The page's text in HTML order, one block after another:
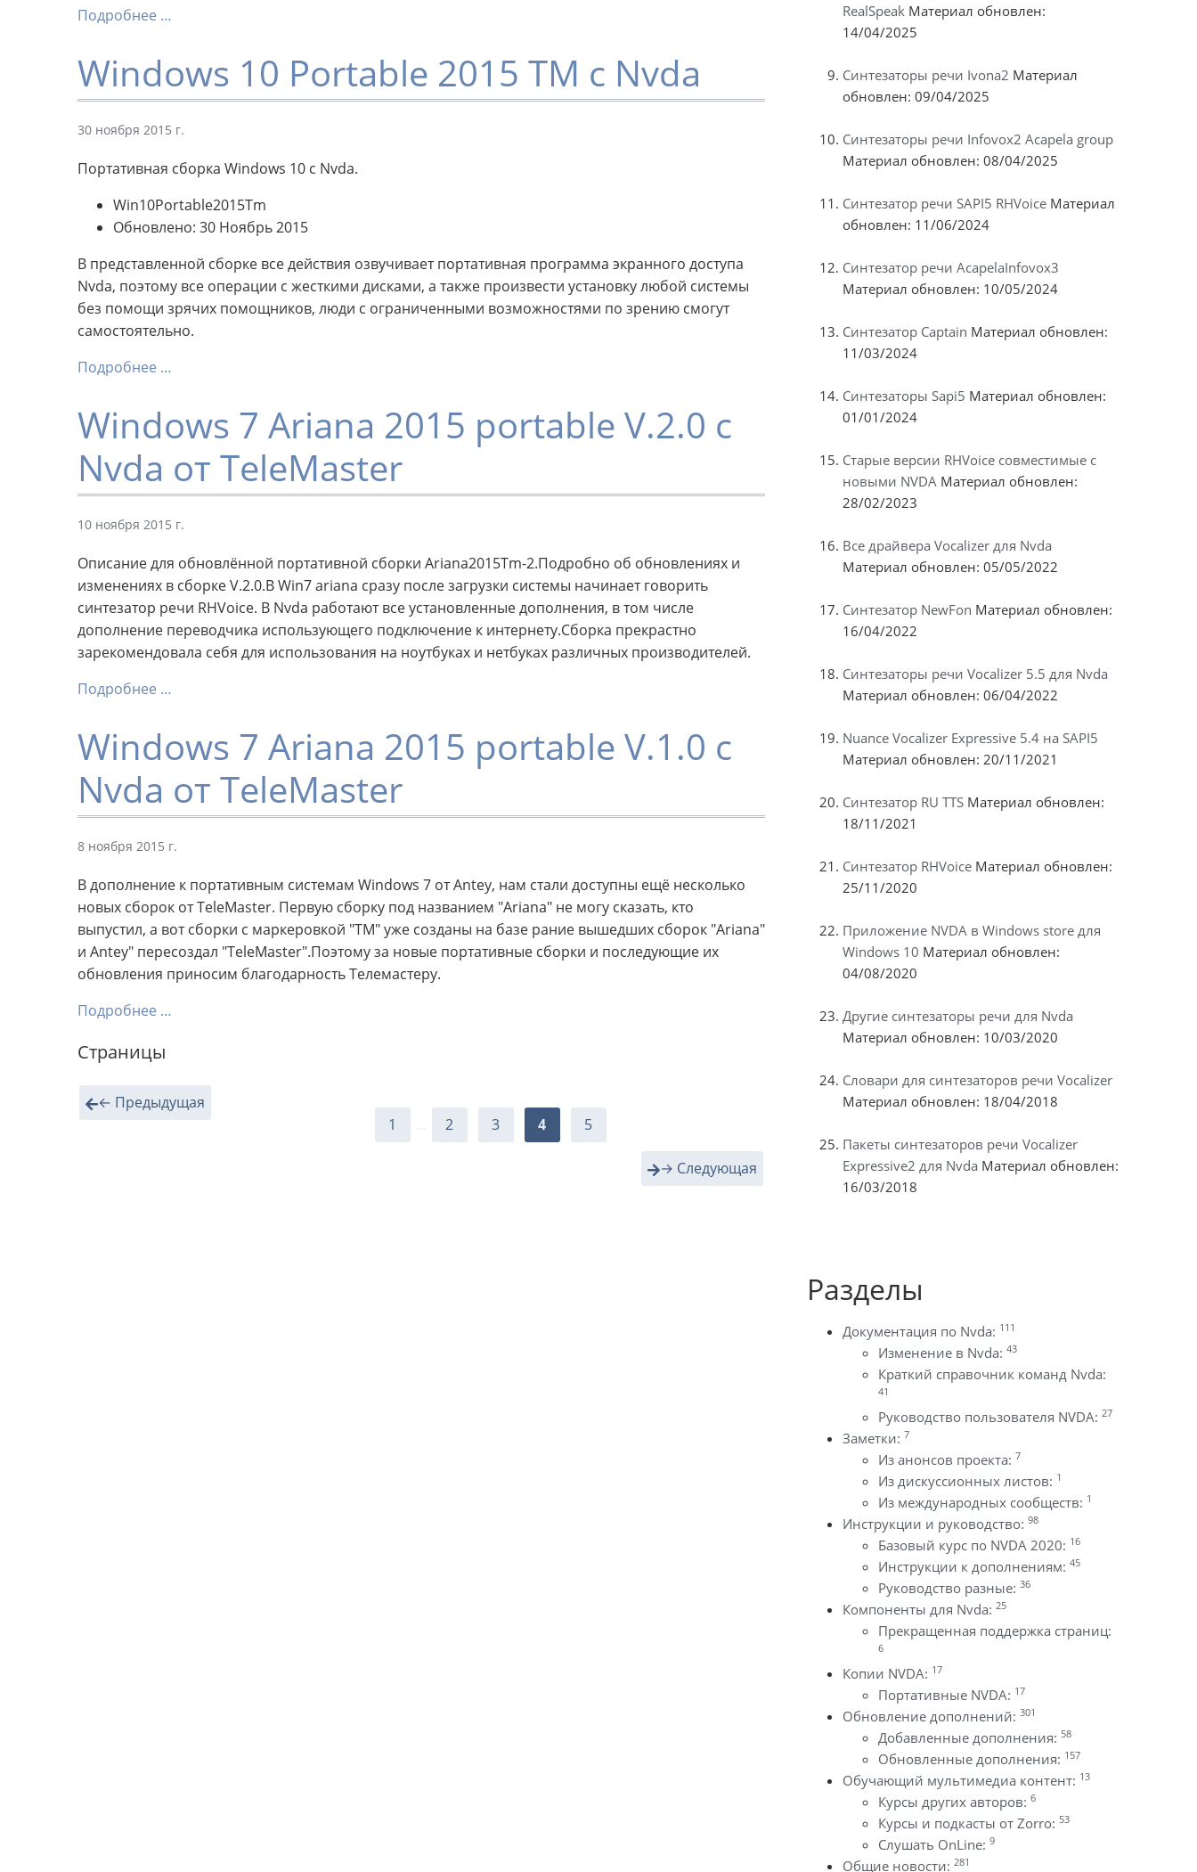
Подробнее …
Windows 10 Portable 2015 TM с Nvda
30 ноября 2015 г.
Портативная сборка Windows 10 с Nvda.
Win10Portable2015Tm
Обновлено: 30 Ноябрь 2015
В представленной сборке все действия озвучивает портативная программа экранного доступа
Nvda, поэтому все операции с жесткими дисками, а также произвести установку любой системы
без помощи зрячих помощников, люди с ограниченными возможностями по зрению смогут
самостоятельно.
Подробнее …
Windows 7 Ariana 2015 portable V.2.0 с
Nvda от TeleMaster
10 ноября 2015 г.
Описание для обновлённой портативной сборки Ariana2015Tm-2.Подробно об обновлениях и
изменениях в сборке V.2.0.В Win7 ariana сразу после загрузки системы начинает говорить
синтезатор речи RHVoice. В Nvda работают все установленные дополнения, в том числе
дополнение переводчика использующего подключение к интернету.Сборка прекрастно
зарекомендовала себя для использования на ноутбуках и нетбуках различных производителей.
Подробнее …
Windows 7 Ariana 2015 portable V.1.0 с
Nvda от TeleMaster
8 ноября 2015 г.
В дополнение к портативным системам Windows 7 от Antey, нам стали доступны ещё несколько
новых сборок от TeleMaster. Первую сборку под названием "Ariana" не могу сказать, кто
выпустил, а вот сборки с маркеровкой "TM" уже созданы на базе рание вышедших сборок "Ariana"
и Antey" пересоздал "TeleMaster".Поэтому за новые портативные сборки и последующие их
обновления приносим благодарность Телемастеру.
Подробнее …
Страницы
← Предыдущая
1
2 3 4 5
→ Следующая
RealSpeak Материал обновлен:
14/04/2025
Синтезаторы речи Ivona2 Материал
обновлен: 09/04/2025
Синтезаторы речи Infovox2 Acapela group
Материал обновлен: 08/04/2025
Синтезатор речи SAPI5 RHVoice Материал
обновлен: 11/06/2024
Синтезатор речи AcapelaInfovox3
Материал обновлен: 10/05/2024
Синтезатор Captain Материал обновлен:
11/03/2024
Синтезаторы Sapi5 Материал обновлен:
01/01/2024
Старые версии RHVoice совместимые с
новыми NVDA Материал обновлен:
28/02/2023
Все драйвера Vocalizer для Nvda
Материал обновлен: 05/05/2022
Синтезатор NewFon Материал обновлен:
16/04/2022
Синтезаторы речи Vocalizer 5.5 для Nvda
Материал обновлен: 06/04/2022
Nuance Vocalizer Expressive 5.4 на SAPI5
Материал обновлен: 20/11/2021
Синтезатор RU TTS Материал обновлен:
18/11/2021
Синтезатор RHVoice Материал обновлен:
25/11/2020
Приложение NVDA в Windows store для
Windows 10 Материал обновлен:
04/08/2020
Другие синтезаторы речи для Nvda
Материал обновлен: 10/03/2020
Словари для синтезаторов речи Vocalizer
Материал обновлен: 18/04/2018
Пакеты синтезаторов речи Vocalizer
Expressive2 для Nvda Материал обновлен:
16/03/2018
Разделы
Документация по Nvda: 111
Изменение в Nvda: 43
Краткий справочник команд Nvda:
41
Руководство пользователя NVDA: 27
Заметки: 7
Из анонсов проекта: 7
Из дискуссионных листов: 1
Из международных сообществ: 1
Инструкции и руководство: 98
Базовый курс по NVDA 2020: 16
Инструкции к дополнениям: 45
Руководство разные: 36
Компоненты для Nvda: 25
Прекращенная поддержка страниц:
6
Копии NVDA: 17
Портативные NVDA: 17
Обновление дополнений: 301
Добавленные дополнения: 58
Обновленные дополнения: 157
Обучающий мультимедиа контент: 13
Курсы других авторов: 6
Курсы и подкасты от Zorro: 53
Слушать OnLine: 9
Общие новости: 281